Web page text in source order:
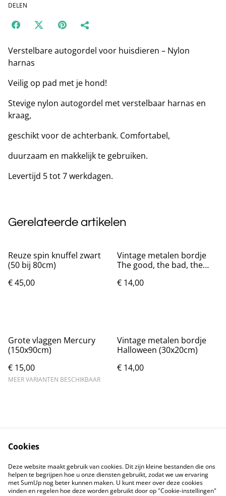
DELEN
Verstelbare autogordel voor huisdieren – Nylon
harnas
Veilig op pad met je hond!
Stevige nylon autogordel met verstelbaar harnas en
kraag,
geschikt voor de achterbank. Comfortabel,
duurzaam en makkelijk te gebruiken.
Levertijd 5 tot 7 werkdagen.
Gerelateerde artikelen
Reuze spin knuffel zwart
(50 bij 80cm)
€ 45,00
Vintage metalen bordje
The good, the bad, the
€ 14,00
Grote vlaggen Mercury
(150x90cm)
€ 15,00
MEER VARIANTEN BESCHIKBAAR
Vintage metalen bordje
Halloween (30x20cm)
€ 14,00
Contact
Voorwaarden
Privacybeleid
Cookiebeleid
Cookies
Deze website maakt gebruik van cookies. Dit zijn kleine bestanden die ons
helpen te begrijpen hoe u onze diensten gebruikt, zodat we uw ervaring
met SumUp nog beter kunnen maken. U kunt meer over deze cookies
vinden en regelen hoe deze worden gebruikt door op "Cookie-instellingen"